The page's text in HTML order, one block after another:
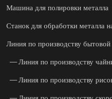
Машина для полировки металла
Станок для обработки металла
Линия по производству бытовой
— Линия по производству
— Линия по производству